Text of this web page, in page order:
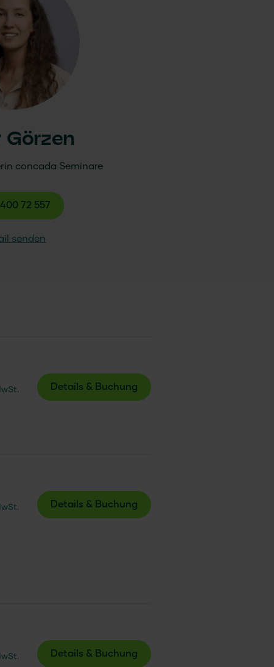
Görzen
concada Seminare
72 557
senden
Details & Buchung
Details & Buchung
Details & Buchung